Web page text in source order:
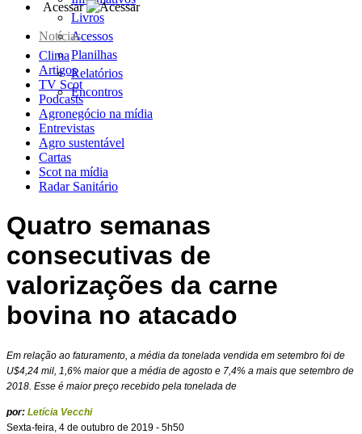
Livros
Acessos
Planilhas
Relatórios
Encontros
Acessar
Notícias
Clima
Artigos
TV Scot
Podcasts
Agronegócio na mídia
Entrevistas
Agro sustentável
Cartas
Scot na mídia
Radar Sanitário
Quatro semanas
consecutivas de
valorizações da carne
bovina no atacado
Em relação ao faturamento, a média da tonelada vendida em setembro foi de
U$4,24 mil, 1,6% maior que a média de agosto e 7,4% a mais que setembro de
2018. Esse é maior preço recebido pela tonelada de
por: Letícia Vecchi
Sexta-feira, 4 de outubro de 2019 - 5h50